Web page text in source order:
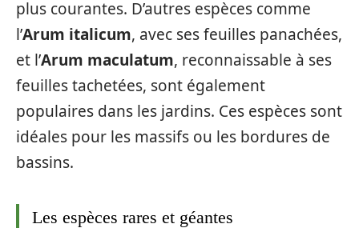
plus courantes. D’autres espèces comme
l’Arum italicum, avec ses feuilles panachées,
et l’Arum maculatum, reconnaissable à ses
feuilles tachetées, sont également
populaires dans les jardins. Ces espèces sont
idéales pour les massifs ou les bordures de
bassins.
Les espèces rares et géantes